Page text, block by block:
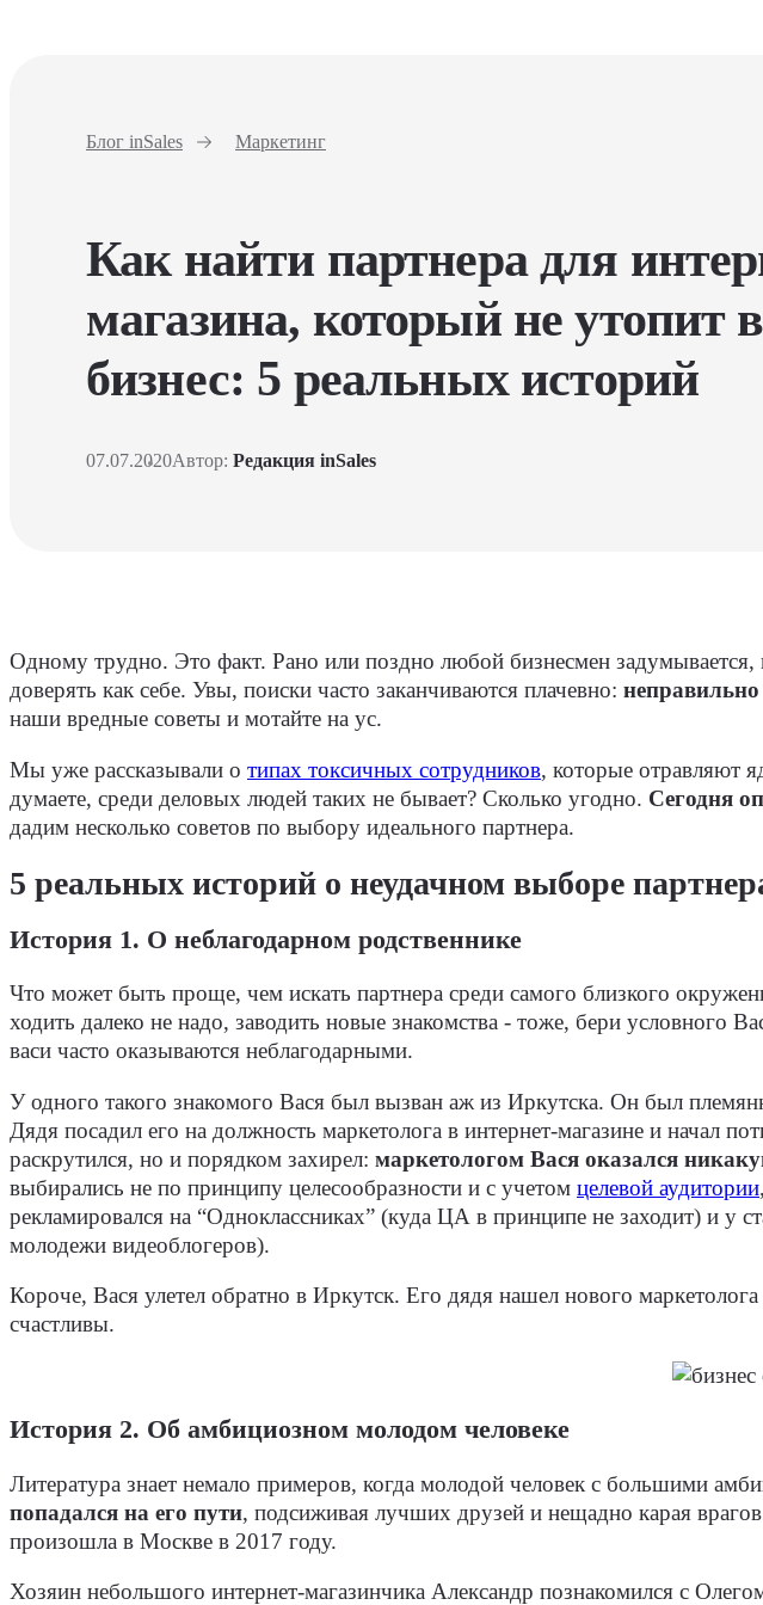
Блог inSales Маркетинг
Как найти партнера для
магазина, который не утопит
бизнес: 5 реальных историй
07.07.2020Автор: Редакция inSales
Одному трудно. Это факт. Рано или поздно любой бизнесмен
доверять как себе. Увы, поиски часто заканчиваются плачевно:
наши вредные советы и мотайте на ус.
Мы уже рассказывали о типах токсичных сотрудников, которые отравляют
думаете, среди деловых людей таких не бывает? Сколько угодно. Сегодня
дадим несколько советов по выбору идеального партнера.
5 реальных историй о неудачном выборе
История 1. О неблагодарном родственнике
Что может быть проще, чем искать партнера среди самого близкого
ходить далеко не надо, заводить новые знакомства - тоже, бери условного
васи часто оказываются неблагодарными.
У одного такого знакомого Вася был вызван аж из Иркутска. Он был
Дядя посадил его на должность маркетолога в интернет-магазине и начал
раскрутился, но и порядком захирел: маркетологом Вася оказался
выбирались не по принципу целесообразности и с учетом целевой аудитории
рекламировался на “Одноклассниках” (куда ЦА в принципе не заходит) и
молодежи видеоблогеров).
Короче, Вася улетел обратно в Иркутск. Его дядя нашел нового
счастливы.
История 2. Об амбициозном молодом человеке
Литература знает немало примеров, когда молодой человек с большими
попадался на его пути, подсиживая лучших друзей и нещадно карая
произошла в Москве в 2017 году.
Хозяин небольшого интернет-магазинчика Александр познакомился с